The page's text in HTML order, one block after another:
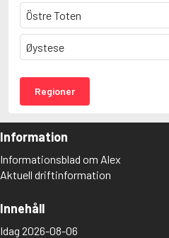
Östre Toten
Øystese
Regioner
Information
Informationsblad om Alex
Aktuell driftinformation
Innehåll
Idag 2026-08-06